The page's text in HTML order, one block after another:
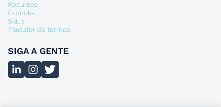
Recursos
E-books
Skills
Tradutor de termos
SIGA A GENTE